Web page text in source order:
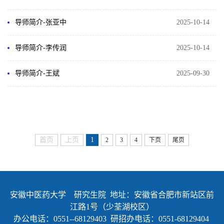
2025-10-14
导师简介-张亚中
2025-10-14
导师简介-李传润
2025-09-30
导师简介-王斌
首页 上页 1 2 3 4 下页 尾页
安徽中医药大学 研究生院 地址：安徽省合肥市新站区前
江路1号（少荃湖校区）
办公电话：0551--68129403 研招办电话：0551-68129404